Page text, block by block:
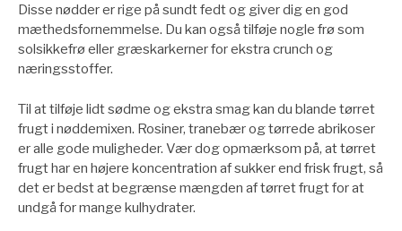
Disse nødder er rige på sundt fedt og giver dig en god
mæthedsfornemmelse. Du kan også tilføje nogle frø som
solsikkefrø eller græskarkerner for ekstra crunch og
næringsstoffer.
Til at tilføje lidt sødme og ekstra smag kan du blande tørret
frugt i nøddemixen. Rosiner, tranebær og tørrede abrikoser
er alle gode muligheder. Vær dog opmærksom på, at tørret
frugt har en højere koncentration af sukker end frisk frugt, så
det er bedst at begrænse mængden af ​​tørret frugt for at
undgå for mange kulhydrater.